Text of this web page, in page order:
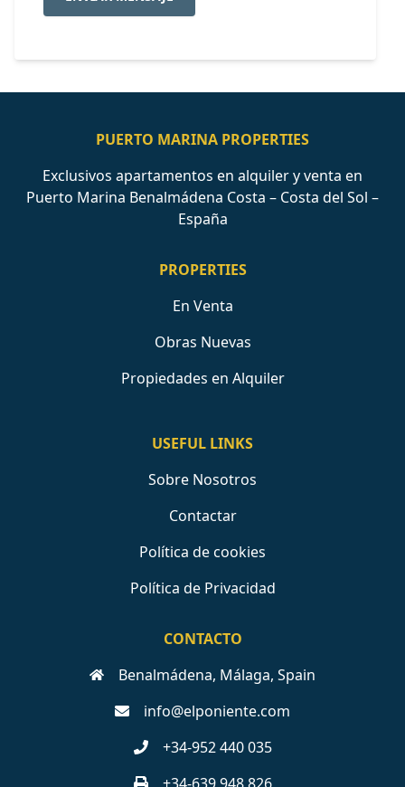
PUERTO MARINA PROPERTIES
Exclusivos apartamentos en alquiler y venta en
Puerto Marina Benalmádena Costa – Costa del Sol –
España
PROPERTIES
En Venta
Obras Nuevas
Propiedades en Alquiler
USEFUL LINKS
Sobre Nosotros
Contactar
Política de cookies
Política de Privacidad
CONTACTO
Benalmádena, Málaga, Spain
info@elponiente.com
+34-952 440 035